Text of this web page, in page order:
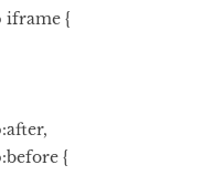
iframe {
{